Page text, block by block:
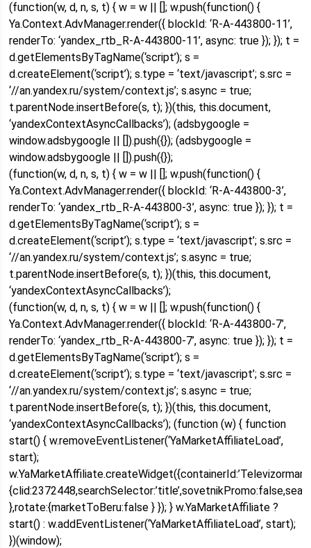
(function(w, d, n, s, t) { w = w || []; w.push(function() {
Ya.Context.AdvManager.render({ blockId: ‘R-A-443800-11’,
renderTo: ‘yandex_rtb_R-A-443800-11’, async: true }); }); t =
d.getElementsByTagName(‘script’); s =
d.createElement(‘script’); s.type = ‘text/javascript’; s.src =
‘//an.yandex.ru/system/context.js’; s.async = true;
t.parentNode.insertBefore(s, t); })(this, this.document,
‘yandexContextAsyncCallbacks’); (adsbygoogle =
window.adsbygoogle || []).push({}); (adsbygoogle =
window.adsbygoogle || []).push({});
(function(w, d, n, s, t) { w = w || []; w.push(function() {
Ya.Context.AdvManager.render({ blockId: ‘R-A-443800-3’,
renderTo: ‘yandex_rtb_R-A-443800-3’, async: true }); }); t =
d.getElementsByTagName(‘script’); s =
d.createElement(‘script’); s.type = ‘text/javascript’; s.src =
‘//an.yandex.ru/system/context.js’; s.async = true;
t.parentNode.insertBefore(s, t); })(this, this.document,
‘yandexContextAsyncCallbacks’);
(function(w, d, n, s, t) { w = w || []; w.push(function() {
Ya.Context.AdvManager.render({ blockId: ‘R-A-443800-7’,
renderTo: ‘yandex_rtb_R-A-443800-7’, async: true }); }); t =
d.getElementsByTagName(‘script’); s =
d.createElement(‘script’); s.type = ‘text/javascript’; s.src =
‘//an.yandex.ru/system/context.js’; s.async = true;
t.parentNode.insertBefore(s, t); })(this, this.document,
‘yandexContextAsyncCallbacks’); (function (w) { function
start() { w.removeEventListener(‘YaMarketAffiliateLoad’,
start);
},rotate:{marketToBeru:false } }); } w.YaMarketAffiliate ?
start() : w.addEventListener(‘YaMarketAffiliateLoad’, start);
})(window);